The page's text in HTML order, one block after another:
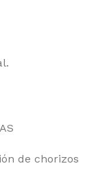
de chorizos